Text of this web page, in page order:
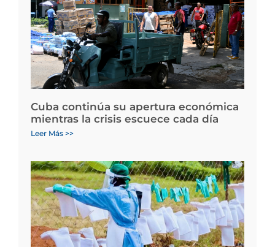
Cuba continúa su apertura económica
mientras la crisis escuece cada día
Leer Más >>